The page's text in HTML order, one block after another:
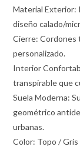
Material Exterior:
diseño calado/
Cierre: Cordones
personalizado.
Interior
transpirable que
Suela Moderna:
geométrico
urbanas.
Color: Topo /